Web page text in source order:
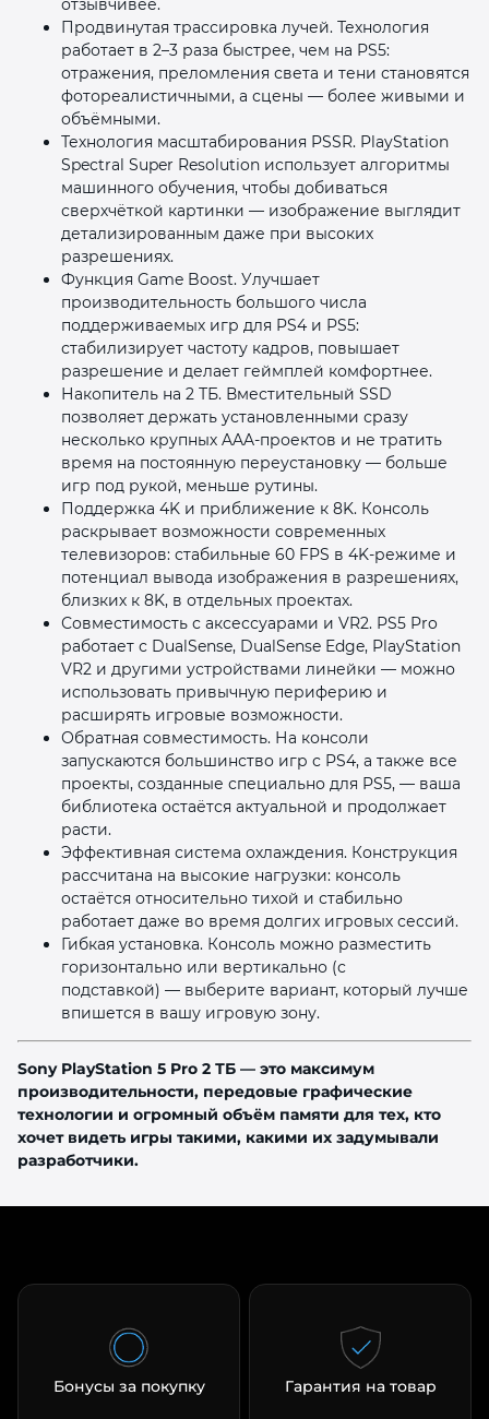
отзывчивее.
Продвинутая трассировка лучей. Технология
работает в 2–3 раза быстрее, чем на PS5:
отражения, преломления света и тени становятся
фотореалистичными, а сцены — более живыми и
объёмными.
Технология масштабирования PSSR. PlayStation
Spectral Super Resolution использует алгоритмы
машинного обучения, чтобы добиваться
сверхчёткой картинки — изображение выглядит
детализированным даже при высоких
разрешениях.
Функция Game Boost. Улучшает
производительность большого числа
поддерживаемых игр для PS4 и PS5:
стабилизирует частоту кадров, повышает
разрешение и делает геймплей комфортнее.
Накопитель на 2 ТБ. Вместительный SSD
позволяет держать установленными сразу
несколько крупных AAA‑проектов и не тратить
время на постоянную переустановку — больше
игр под рукой, меньше рутины.
Поддержка 4K и приближение к 8K. Консоль
раскрывает возможности современных
телевизоров: стабильные 60 FPS в 4K‑режиме и
потенциал вывода изображения в разрешениях,
близких к 8K, в отдельных проектах.
Совместимость с аксессуарами и VR2. PS5 Pro
работает с DualSense, DualSense Edge, PlayStation
VR2 и другими устройствами линейки — можно
использовать привычную периферию и
расширять игровые возможности.
Обратная совместимость. На консоли
запускаются большинство игр с PS4, а также все
проекты, созданные специально для PS5, — ваша
библиотека остаётся актуальной и продолжает
расти.
Эффективная система охлаждения. Конструкция
рассчитана на высокие нагрузки: консоль
остаётся относительно тихой и стабильно
работает даже во время долгих игровых сессий.
Гибкая установка. Консоль можно разместить
горизонтально или вертикально (с
подставкой) — выберите вариант, который лучше
впишется в вашу игровую зону.
Sony PlayStation 5 Pro 2 ТБ — это максимум
производительности, передовые графические
технологии и огромный объём памяти для тех, кто
хочет видеть игры такими, какими их задумывали
разработчики.
Бонусы за покупку Гарантия на товар